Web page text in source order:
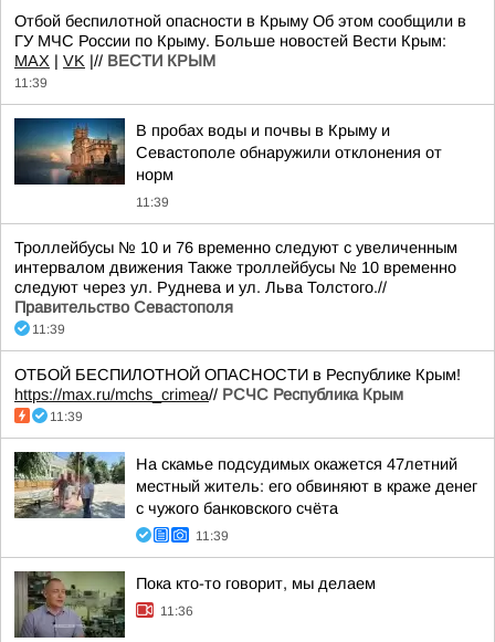
Отбой беспилотной опасности в Крыму Об этом сообщили в
ГУ МЧС России по Крыму. Больше новостей Вести Крым:
MAX | VK |// ВЕСТИ КРЫМ
11:39
В пробах воды и почвы в Крыму и
Севастополе обнаружили отклонения от
норм
11:39
Троллейбусы № 10 и 76 временно следуют с увеличенным
интервалом движения Также троллейбусы № 10 временно
следуют через ул. Руднева и ул. Льва Толстого.//
Правительство Севастополя
11:39
ОТБОЙ БЕСПИЛОТНОЙ ОПАСНОСТИ в Республике Крым!
https://max.ru/mchs_crimea// РСЧС Республика Крым
11:39
На скамье подсудимых окажется 47летний
местный житель: его обвиняют в краже денег
с чужого банковского счёта
11:39
Пока кто-то говорит, мы делаем
11:36